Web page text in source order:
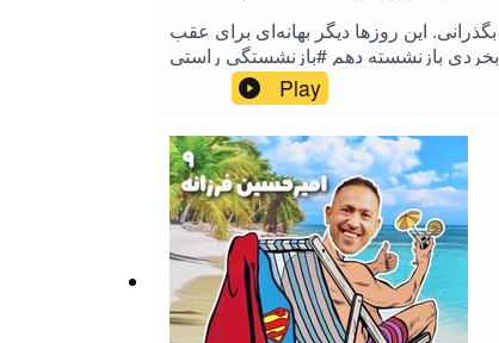
این روزها دیگر بهانه‌ای برای عقب
بازنشسته دهم #بازنشستگی ‌‌راستی
سیاوش صفاریان‌پورتهیه‌کننده: فرشاد نگهدارسردبیر: آرش
Play